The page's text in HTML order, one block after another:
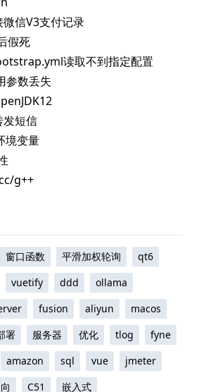
信V3支付记录
假死
读取不到指定配置
数丢失
短信
境变量
g++
窗口函数 平滑加权轮询
qt6
vuetify ddd
ollama
fusion aliyun
macos
署 服务器 优化 tlog
fyne
amazon sql vue
jmeter
C51 嵌入式